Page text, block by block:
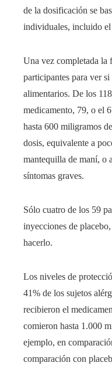
de la dosificación se
individuales, incluido el
Una vez completada la
participantes para ver
alimentarios. De los
medicamento, 79, o el
hasta 600 miligramos
dosis, equivalente a
mantequilla de maní, o
síntomas graves.
Sólo cuatro de los 59
inyecciones de
hacerlo.
Los niveles de
41% de los sujetos
recibieron el
comieron hasta 1.000
ejemplo, en
comparación con